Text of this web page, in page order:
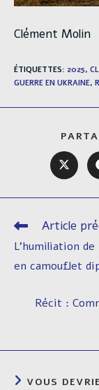
Clément Molin
ÉTIQUETTES: 2025,
GUERRE EN UKRAINE,
Ouvrir
dans
autre
Read
articles
Article
L’humiliation
en camouflet
Récit :
VOUS